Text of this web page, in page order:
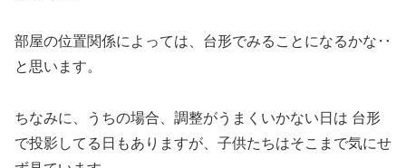
部屋の位置関係によっては、台形でみることになるかな‥
と思います。
ちなみに、うちの場合、調整がうまくいかない日は 台形
で投影してる日もありますが、子供たちはそこまで気にせ